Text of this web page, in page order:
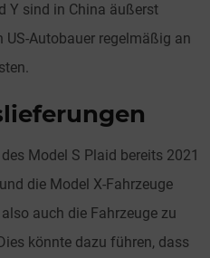
Y sind in China äußerst
Autobauer regelmäßig an
Model S Plaid bereits 2021
die Model X-Fahrzeuge
auch die Fahrzeuge zu
könnte dazu führen, dass